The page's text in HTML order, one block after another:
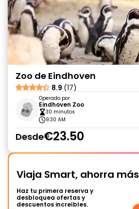
Zoo de Eindhoven
8.9 (17)
Operado por
Eindhoven Zoo
30 minutos
9:30 AM
Desde€23.50
Viaja Smart, ahorra más
Haz tu primera reserva y
desbloquea ofertas y
descuentos increíbles.